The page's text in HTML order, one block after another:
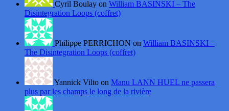
Cyril Boulay on William BASINSKI – The
Disintegration Loops (coffret)
Philippe PERRICHON on William BASINSKI –
The Disintegration Loops (coffret)
Yannick Vilto on Manu LANN HUEL ne passera
plus par les champs le long de la rivière